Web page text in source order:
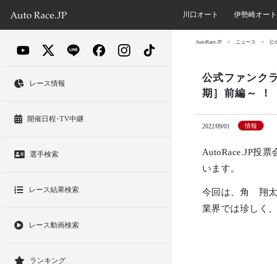
川口オート 伊勢崎オート
レース情報
開催日程･TV中継
選手検索
レース結果検索
レース動画検索
ランキング
AutoRace.JP ニュース 公
公式ファンク
期］前編～ ！
2022/09/01 情報
AutoRace.JP投
います。
今回は、角 翔太
業界では珍しく